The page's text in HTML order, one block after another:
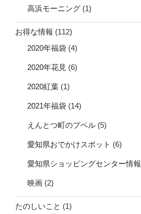
高浜モーニング (1)
お得な情報 (112)
2020年福袋 (4)
2020年花見 (6)
2020紅葉 (1)
2021年福袋 (14)
えんとつ町のプペル (5)
愛知県おでかけスポット (6)
愛知県ショッピングセンター情報
映画 (2)
たのしいこと (1)